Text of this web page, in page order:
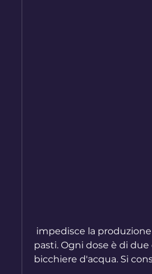
pasti. Ogni dose è di
bicchiere d'acqua. Si